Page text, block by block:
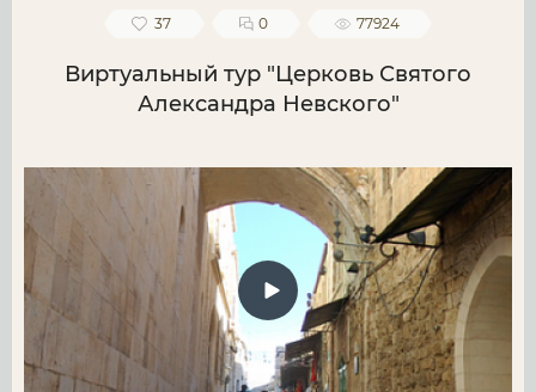
37 0 77924
Виртуальный тур "Церковь Святого
Александра Невского"